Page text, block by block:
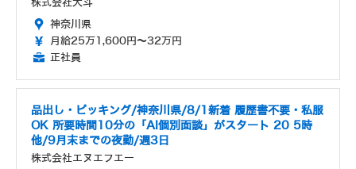
株式会社大斗
神奈川県
月給25万1,600円～32万円
正社員
品出し・ピッキング/神奈川県/8/1新着 履歴書不要・私服
OK 所要時間10分の「AI個別面談」がスタート 20 5時
他/9月末までの夜勤/週3日
株式会社エヌエフエー